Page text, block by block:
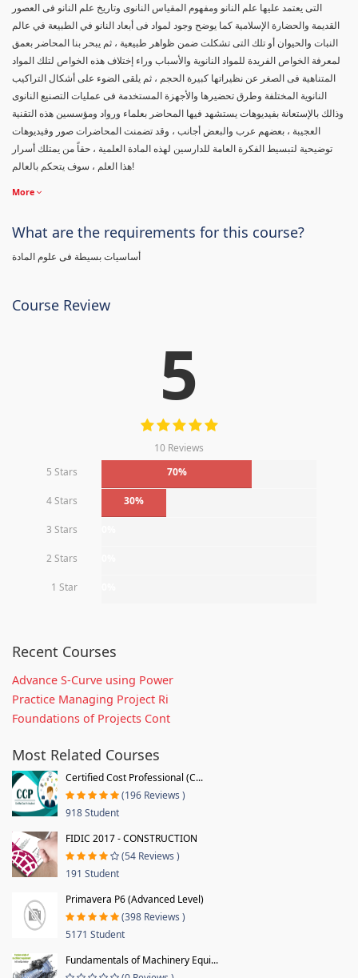
التى يعتمد عليها علم النانو ومفهوم المقياس النانوى وتاريخ علم النانو فى العصور
القديمة والحضارة الإسلامية كما يوضح وجود لمواد فى أبعاد النانو في الطبيعة في عالم
النبات والحيوان أو تلك التى تشكلت ضمن ظواهر طبيعية ، ثم يبحر بنا المحاضر بعمق
لمعرفة الخواص الفريدة للمواد النانوية والأسباب وراء إختلاف هذه الخواص لتلك المواد
المتناهية فى الصغر عن نظيراتها كبيرة الحجم ، ثم يلقى الضوء على أشكال التراكيب
النانوية المختلفة وطرق تحضيرها والأجهزة المستخدمة فى عمليات التصنيع النانوى
وذالك بالإستعانة بفيديوهات يستشهد فيها المحاضر بعلماء ورواد ومؤسسين هذه التقنية
العجيبة ، بعضهم عرب والبعض أجانب ، وقد تضمنت المحاضرات صور وفيديوهات
توضيحية لتبسيط الفكرة العامة للدارسين لهذه المادة العلمية ، حقاً من يمتلك أسرار
هذا العلم ، سوف يتحكم بالعالم!
More
What are the requirements for this course?
أساسيات بسيطة فى علوم المادة
Course Review
5
10 Reviews
5 Stars
70%
4 Stars 30%
3 Stars
2 Stars
1 Star
Recent Courses
Advance S-Curve using Power
Practice Managing Project Ri
Foundations of Projects Cont
Most Related Courses
Certified Cost Professional (C...
(196 Reviews )
918 Student
FIDIC 2017 - CONSTRUCTION
(54 Reviews )
191 Student
Primavera P6 (Advanced Level)
(398 Reviews )
5171 Student
Fundamentals of Machinery Equi...